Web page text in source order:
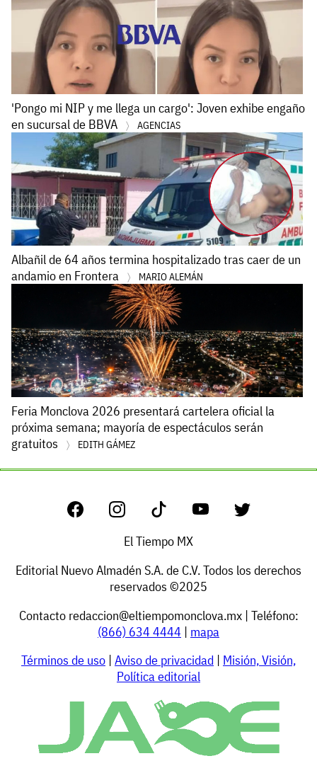
'Pongo mi NIP y me llega un cargo': Joven exhibe engaño
en sucursal de BBVA
AGENCIAS
Albañil de 64 años termina hospitalizado tras caer de un
andamio en Frontera
MARIO ALEMÁN
Feria Monclova 2026 presentará cartelera oficial la
próxima semana; mayoría de espectáculos serán
gratuitos
EDITH GÁMEZ
El Tiempo MX
Editorial Nuevo Almadén S.A. de C.V. Todos los derechos
reservados ©2025
Contacto redaccion@eltiempomonclova.mx| Teléfono:
(866) 634 4444 | mapa
Términos de uso | Aviso de privacidad | Misión, Visión,
Política editorial